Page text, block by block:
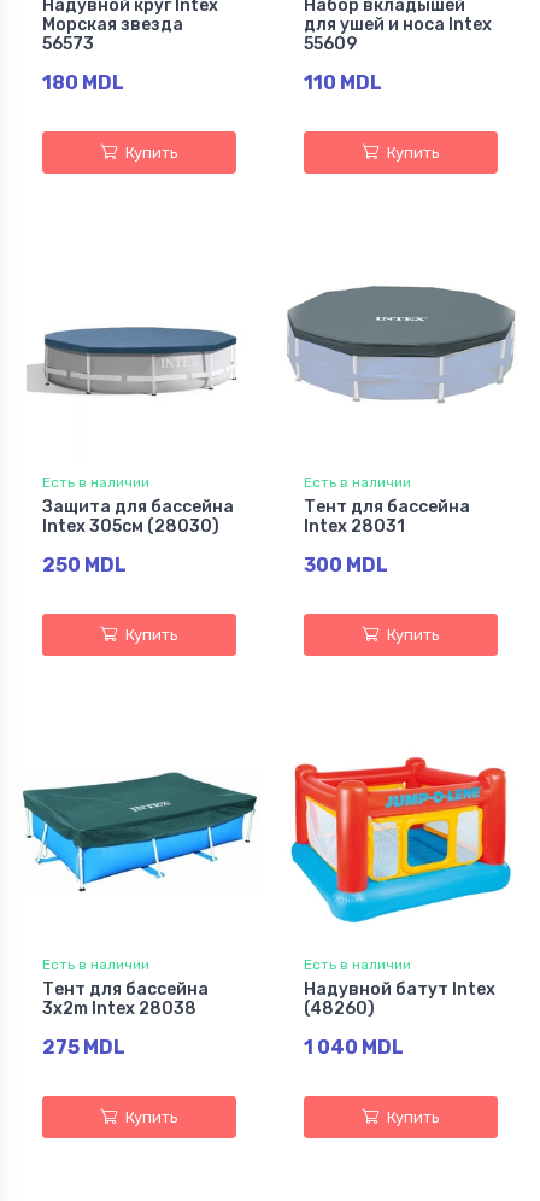
Надувной круг Intex
Морская звезда
56573
180 MDL
Купить
Набор вкладышей
для ушей и носа Intex
55609
110 MDL
Купить
Есть в наличии
Защита для бассейна
Intex 305см (28030)
250 MDL
Купить
Есть в наличии
Тент для бассейна
Intex 28031
300 MDL
Купить
Есть в наличии
Тент для бассейна
3x2m Intex 28038
275 MDL
Купить
Есть в наличии
Надувной батут Intex
(48260)
1 040 MDL
Купить